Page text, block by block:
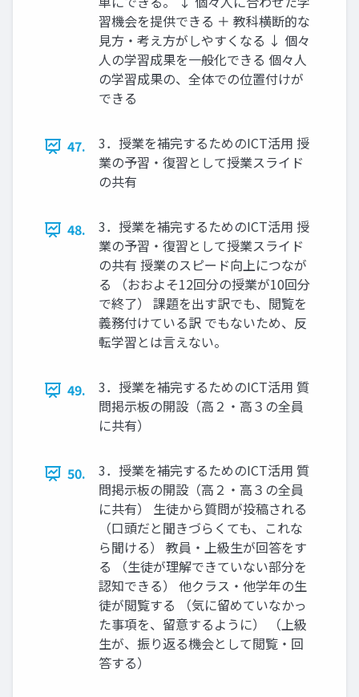
習機会を提供できる ＋ 教科横断的な
見方・考え方がしやすくなる ↓ 個々
人の学習成果を一般化できる 個々人
の学習成果の、全体での位置付けが
できる
47.
3．授業を補完するためのICT活用 授
業の予習・復習として授業スライド
の共有
48.
3．授業を補完するためのICT活用 授
業の予習・復習として授業スライド
の共有 授業のスピード向上につなが
る （おおよそ12回分の授業が10回分
で終了） 課題を出す訳でも、閲覧を
義務付けている訳 でもないため、反
転学習とは言えない。
49.
3．授業を補完するためのICT活用 質
問掲示板の開設（高２・高３の全員
に共有）
50.
3．授業を補完するためのICT活用 質
問掲示板の開設（高２・高３の全員
に共有） 生徒から質問が投稿される
（口頭だと聞きづらくても、これな
ら聞ける） 教員・上級生が回答をす
る （生徒が理解できていない部分を
認知できる） 他クラス・他学年の生
徒が閲覧する （気に留めていなかっ
た事項を、留意するように） （上級
生が、振り返る機会として閲覧・回
答する）